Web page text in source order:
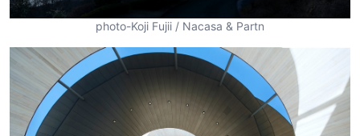
photo-Koji Fujii / Nacasa & Partn